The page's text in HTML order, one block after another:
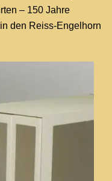
– 150 Jahre
den Reiss-Engelhorn